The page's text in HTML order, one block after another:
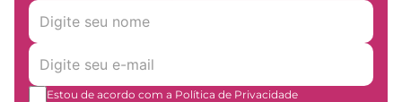
Estou de acordo com a Política de Privacidade